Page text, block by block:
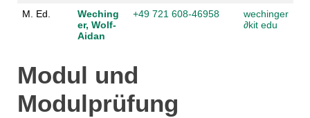
M. Ed.
Weching
er, Wolf-
Aidan
+49 721 608-46958
wechinger
∂kit edu
Modul und
Modulprüfung